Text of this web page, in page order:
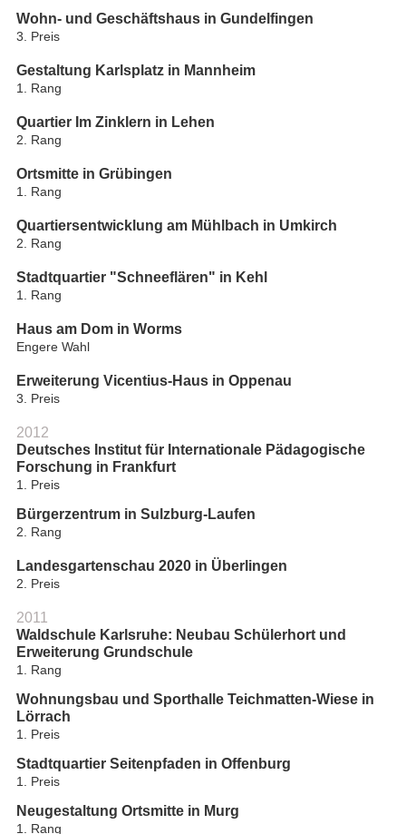
Wohn- und Geschäftshaus in Gundelfingen
3. Preis
Gestaltung Karlsplatz in Mannheim
1. Rang
Quartier Im Zinklern in Lehen
2. Rang
Ortsmitte in Grübingen
1. Rang
Quartiersentwicklung am Mühlbach in Umkirch
2. Rang
Stadtquartier "Schneeflären" in Kehl
1. Rang
Haus am Dom in Worms
Engere Wahl
Erweiterung Vicentius-Haus in Oppenau
3. Preis
2012
Deutsches Institut für Internationale Pädagogische
Forschung in Frankfurt
1. Preis
Bürgerzentrum in Sulzburg-Laufen
2. Rang
Landesgartenschau 2020 in Überlingen
2. Preis
2011
Waldschule Karlsruhe: Neubau Schülerhort und
Erweiterung Grundschule
1. Rang
Wohnungsbau und Sporthalle Teichmatten-Wiese in
Lörrach
1. Preis
Stadtquartier Seitenpfaden in Offenburg
1. Preis
Neugestaltung Ortsmitte in Murg
1. Rang